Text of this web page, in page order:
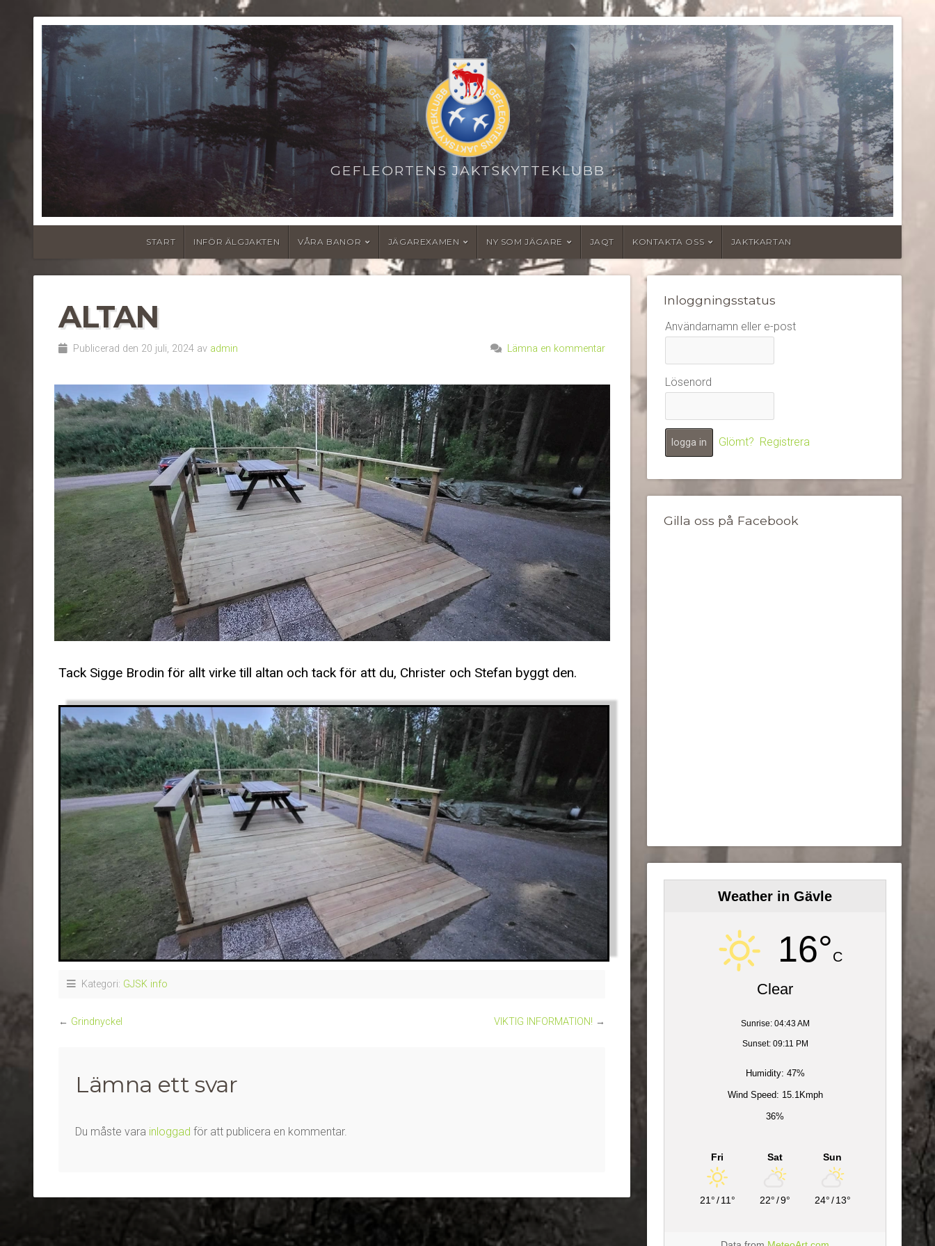
GEFLEORTENS JAKTSKYTTEKLUBB
START INFÖR ÄLGJAKTEN VÅRA BANOR JÄGAREXAMEN NY SOM JÄGARE JAQT KONTAKTA OSS JAKTKARTAN
ALTAN
Publicerad den 20 juli, 2024 av admin Lämna en kommentar
Tack Sigge Brodin för allt virke till altan och tack för att du, Christer och Stefan byggt den.
Kategori: GJSK info
← Grindnyckel VIKTIG INFORMATION! →
Lämna ett svar
Du måste vara inloggad för att publicera en kommentar.
Inloggningsstatus
Användarnamn eller e-post
Lösenord
Glömt? Registrera
Gilla oss på Facebook
Weather in Gävle
16°C
Clear
Sunrise: 04:43 AM
Sunset: 09:11 PM
Humidity: 47%
Wind Speed: 15.1Kmph
36%
Fri
21°/ 11°
Sat
22°/9°
Sun
24°/ 13°